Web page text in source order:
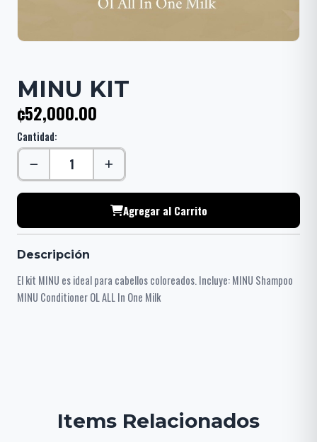
MINU KIT
¢52,000.00
Cantidad:
Agregar al Carrito
Descripción
El kit MINU es ideal para cabellos coloreados. Incluye: MINU Shampoo
MINU Conditioner OL ALL In One Milk
Items Relacionados